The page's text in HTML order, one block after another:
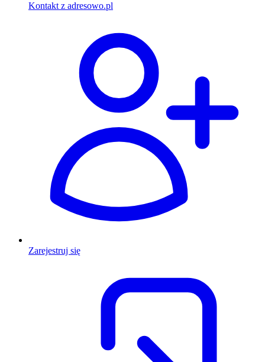
Kontakt z adresowo.pl
Zarejestruj się